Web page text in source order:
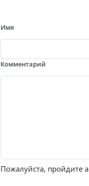
Имя
Комментарий
Пожалуйста, пройдите